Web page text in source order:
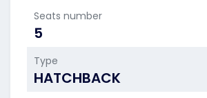
Seats number
5
Type
HATCHBACK